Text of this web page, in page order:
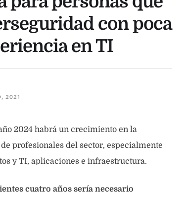
con poca
en TI
2021
2024 habrá un crecimiento en la
profesionales del sector, especialmente
y TI, aplicaciones e infraestructura.
cuatro años sería necesario